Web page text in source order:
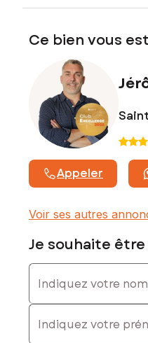
Prix de vente : 189 500 €
Honoraires charge
Contactez votre
0666539979, E-mail :
commercial immatriculé
sous le numéro
Ce bien vous
Appeler
Voir ses autres
Je souhaite
Indiquez votre nom
Indiquez votre prénom